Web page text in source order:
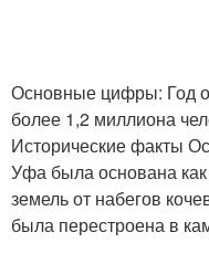
Основные цифры: Год
более 1,2 миллиона
Исторические факты
Уфа была основана
земель от набегов
была перестроена в